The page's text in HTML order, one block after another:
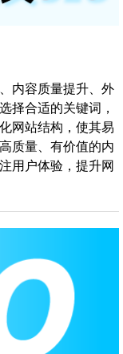
内容质量提升、外
择合适的关键词，
网站结构，使其易
质量、有价值的内
用户体验，提升网